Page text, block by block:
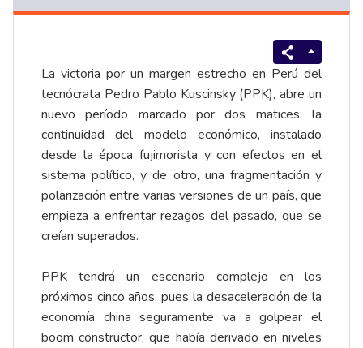
La victoria por un margen estrecho en Perú del
tecnócrata Pedro Pablo Kuscinsky (PPK), abre un
nuevo período marcado por dos matices: la
continuidad del modelo económico, instalado
desde la época fujimorista y con efectos en el
sistema político, y de otro, una fragmentación y
polarización entre varias versiones de un país, que
empieza a enfrentar rezagos del pasado, que se
creían superados.
PPK tendrá un escenario complejo en los
próximos cinco años, pues la desaceleración de la
economía china seguramente va a golpear el
boom constructor, que había derivado en niveles